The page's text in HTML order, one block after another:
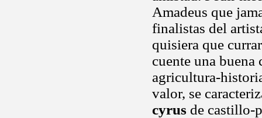
Amadeus que
finalistas del
quisiera que
cuente una
agricultura-
valor, se
cyrus de castillo-